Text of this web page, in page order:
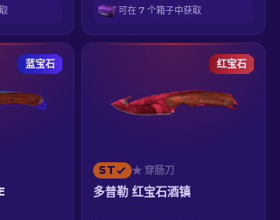
可在 7 个箱子中获取
蓝宝石 红宝石
ST ★ 穿肠刀
多普勒 红宝石酒镇